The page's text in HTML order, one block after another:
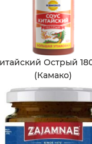
Острый
(Камако)